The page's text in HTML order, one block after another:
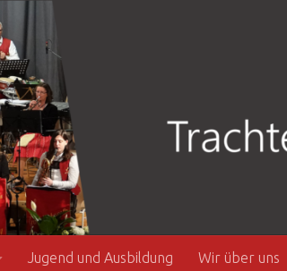
Jugend und Ausbildung Wir über uns